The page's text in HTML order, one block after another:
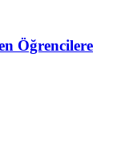
Öğrencilere